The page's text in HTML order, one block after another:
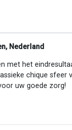
Nederland
met het
chique sfeer
uw goede zorg!